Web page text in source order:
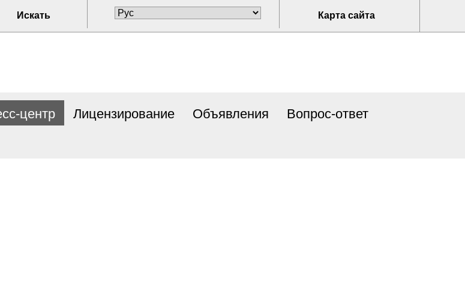
Искать Карта сайта
центр Лицензирование Объявления
Вопрос-ответ